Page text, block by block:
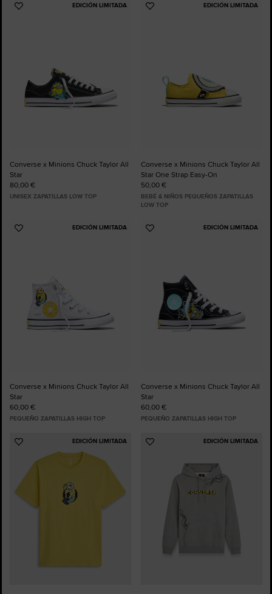
EDICIÓN LIMITADA
Añadir
Converse x Minions Chuck Taylor All
Star
80,00 €
UNISEX ZAPATILLAS LOW TOP
EDICIÓN LIMITADA
Añadir
Converse x Minions Chuck Taylor All
Star One Strap Easy-On
50,00 €
BEBÉ & NIÑOS PEQUEÑOS ZAPATILLAS
LOW TOP
EDICIÓN LIMITADA
Añadir
Converse x Minions Chuck Taylor All
Star
60,00 €
PEQUEÑO ZAPATILLAS HIGH TOP
EDICIÓN LIMITADA
Añadir
Converse x Minions Chuck Taylor All
Star
60,00 €
PEQUEÑO ZAPATILLAS HIGH TOP
EDICIÓN LIMITADA
Añadir
Favoritos
EDICIÓN LIMITADA
Añadir
Favoritos